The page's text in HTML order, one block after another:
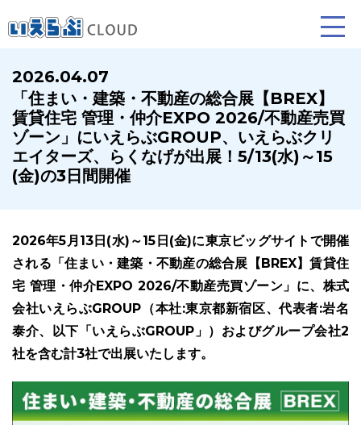
賃貸仲介
業務向け機能
売買仲介
業務向け機能
賃貸管理
業務向け機能
ホームページ制作について プラン紹介･制作の流れ
2026.04.07
「住まい・建築・不動産の総合展【BREX】
賃貸住宅 管理・仲介EXPO 2026/不動産売買
ゾーン」にいえらぶGROUP、いえらぶクリ
エイターズ、らくなげが出展！5/13(水)～15
(金)の3日間開催
2026年5月13日(水)～15日(金)に東京ビッグサイトで開催
される「住まい・建築・不動産の総合展【BREX】賃貸住
宅 管理・仲介EXPO 2026/不動産売買ゾーン」に、株式
会社いえらぶGROUP（本社:東京都新宿区、代表者:岩名
泰介、以下「いえらぶGROUP」）およびグループ会社2
社を含む計3社で出展いたします。